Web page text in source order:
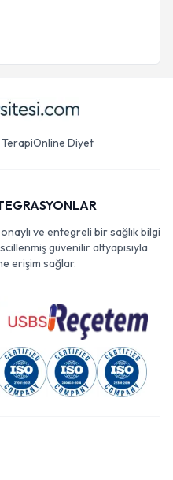
Online Diyet
ve entegreli bir sağlık bilgi
güvenilir altyapısıyla
erişim sağlar.